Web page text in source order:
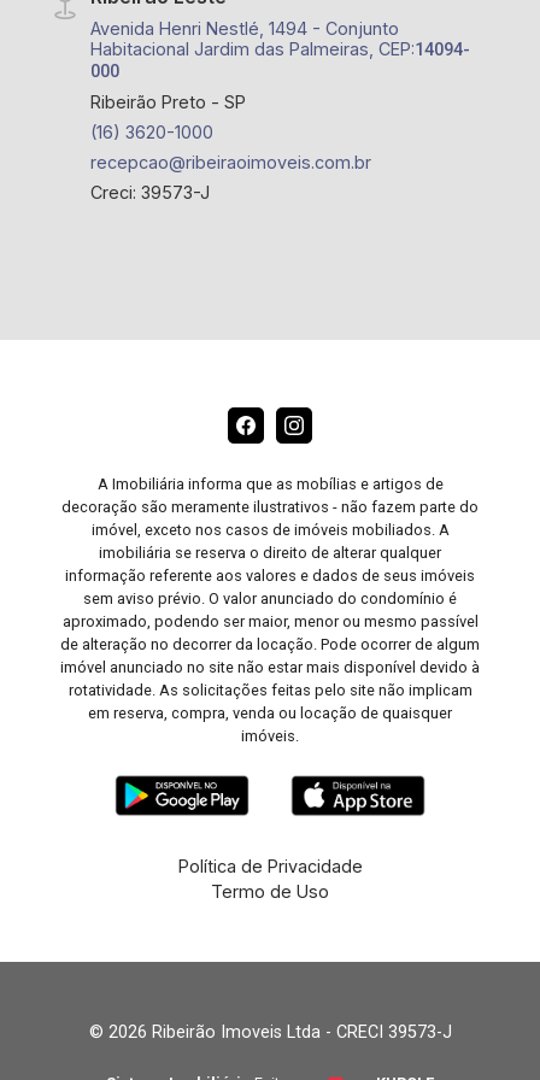
Avenida Henri Nestlé, 1494 - Conjunto
Habitacional Jardim das Palmeiras, CEP:14094-
000
Ribeirão Preto - SP
(16) 3620-1000
recepcao@ribeiraoimoveis.com.br
Creci: 39573-J
A Imobiliária informa que as mobílias e artigos de
decoração são meramente ilustrativos - não fazem parte do
imóvel, exceto nos casos de imóveis mobiliados. A
imobiliária se reserva o direito de alterar qualquer
informação referente aos valores e dados de seus imóveis
sem aviso prévio. O valor anunciado do condomínio é
aproximado, podendo ser maior, menor ou mesmo passível
de alteração no decorrer da locação. Pode ocorrer de algum
imóvel anunciado no site não estar mais disponível devido à
rotatividade. As solicitações feitas pelo site não implicam
em reserva, compra, venda ou locação de quaisquer
imóveis.
Política de Privacidade
Termo de Uso
© 2026 Ribeirão Imoveis Ltda - CRECI 39573-J